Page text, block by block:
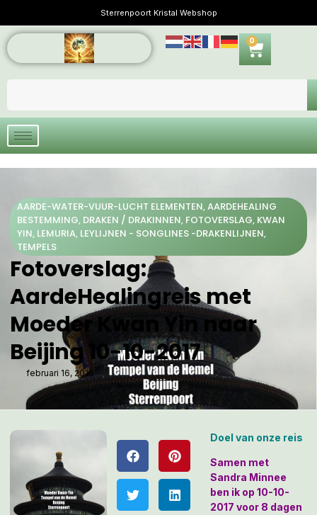
Sterrenpoort Kristal Webshop
0
AARDE-WATER-VUUR-LUCHT ELEMENTEN,AARDEHEALING
BESTEMMING, DRAKEN / DRAKINNEN, FOTOVERSLAG, KWAN
YIN, LEMURIA, LEYLIJNEN - SONGLINES -DRAKENLIJNEN,
TEMPELS
Fotoverslag:
AardeHealingreis met
Moeder Kwan Yin naar
Beijing 10-10-2017
februari 16, 2018
Doel van onze reis
Samen met
Sandra Minnee
ben ik op 10-10-
2017 voor 8 dagen